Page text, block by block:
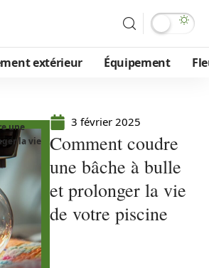
extérieur Équipement
une
la vie
3 février 2025
Comment coudre
une bâche à bulle
et prolonger la vie
de votre piscine